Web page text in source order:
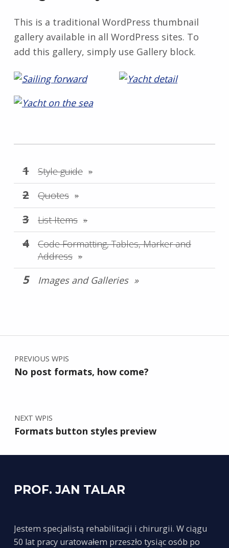
This is a traditional WordPress thumbnail
gallery available in all WordPress sites. To
add this gallery, simply use Gallery block.
Style guide
Quotes
List Items
Code Formatting, Tables, Marker and
Address
Images and Galleries
Nawigacja wpisu
PREVIOUS WPIS
No post formats, how come?
NEXT WPIS
Formats button styles preview
PROF. JAN TALAR
Jestem specjalistą rehabilitacji i chirurgii. W ciągu
50 lat pracy uratowałem przeszło tysiąc osób po